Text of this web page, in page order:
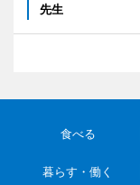
先生
食べる
暮らす・働く